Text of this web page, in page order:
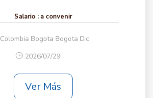
Salario : a convenir
Colombia Bogota Bogota D.c.
2026/07/29
Ver Más